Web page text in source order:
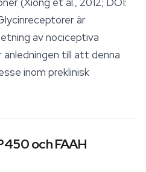
är
av nociceptiva
till att denna
inom preklinisk
och FAAH